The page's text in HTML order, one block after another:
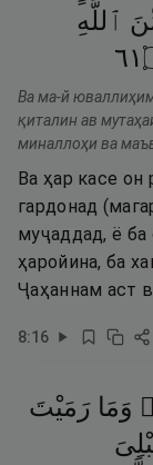
ٱللَّهِ
١٦
Ва ма-й
қиталин ав
миналлоҳи ва
Ва ҳар касе он
гардонад
муҷаддад, ё ба
ҳаройина, ба
Ҷаҳаннам аст
8:16
وَمَا رَمَيْتَ